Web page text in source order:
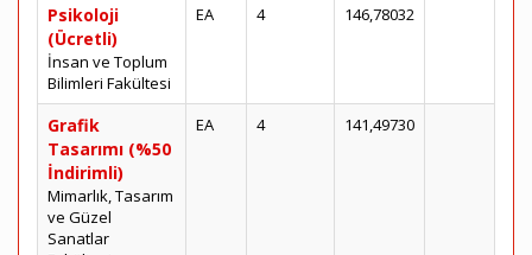
Psikoloji
(Ücretli)
İnsan ve Toplum
Bilimleri Fakültesi
EA 4 146,78032
Grafik
Tasarımı (%50
İndirimli)
Mimarlık, Tasarım
ve Güzel
Sanatlar
EA 4 141,49730